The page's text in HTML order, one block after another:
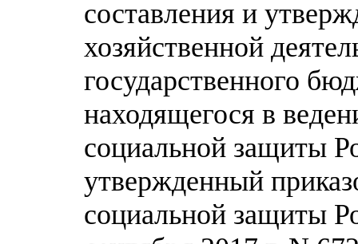
составления и
хозяйственной
государственного
находящегося в
социальной защиты
утвержденный
социальной защиты